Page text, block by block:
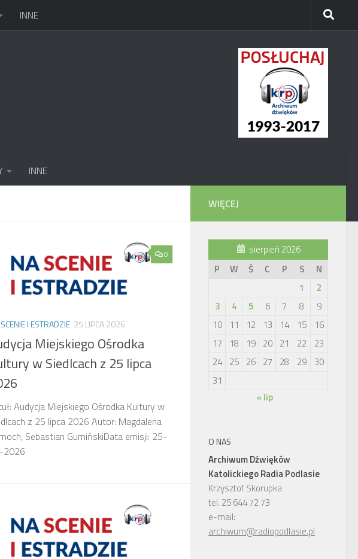
INNE
INNE
0
I ESTRADZIE 25 LIPCA 2026
Miejskiego Ośrodka
w Siedlcach z 25 lipca
Audycja Miejskiego Ośrodka Kultury w
z 25 lipca 2026 Autor: Magdalena
Sebastian GumińskiData emisji: 25-
2026
WIĘCEJ
sierpień 2026
P
W Ś C P S
N
1
2
3
4 5 6 7 8
9
10
11 12 13 14 15
16
17
18 19 20 21 22
23
24 25 26 27 28 29
30
31
« lip
O NAS
Archiwum Dźwięków
Katolickiego Radia Podlasie
Krzysztof Skorupka
tel. 25 644 72 73
e-mail:
archiwum@radiopodlasie.pl